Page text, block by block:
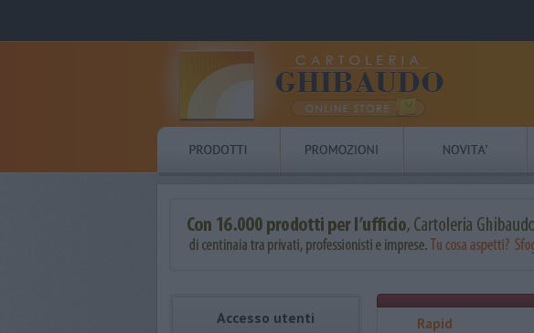
Accesso utenti Rapid